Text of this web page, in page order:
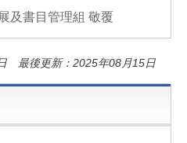
及書目管理組 敬覆
最後更新：2025年08月15日